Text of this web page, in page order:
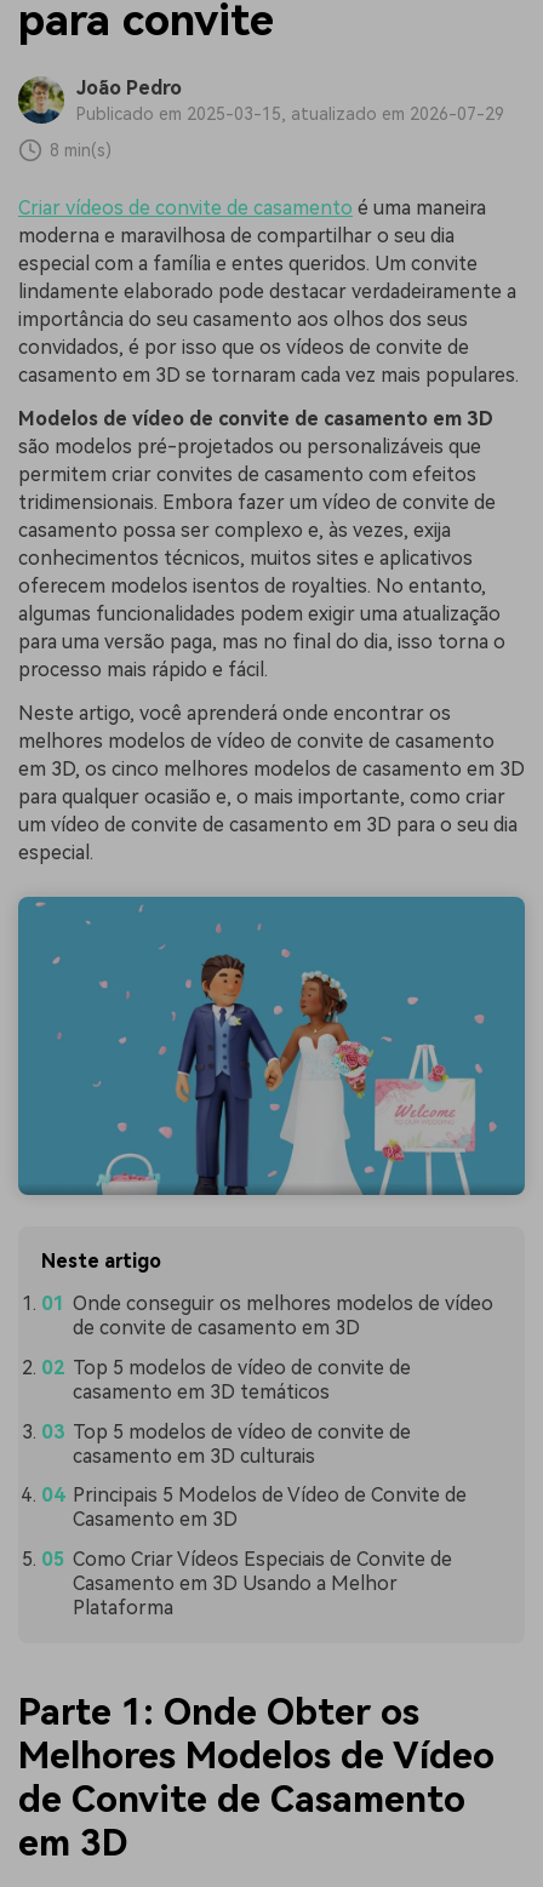
para convite
João Pedro
Publicado em 2025-03-15, atualizado em 2026-07-29
8 min(s)
Criar vídeos de convite de casamento é uma maneira
moderna e maravilhosa de compartilhar o seu dia
especial com a família e entes queridos. Um convite
lindamente elaborado pode destacar verdadeiramente a
importância do seu casamento aos olhos dos seus
convidados, é por isso que os vídeos de convite de
casamento em 3D se tornaram cada vez mais populares.
Modelos de vídeo de convite de casamento em 3D
são modelos pré-projetados ou personalizáveis que
permitem criar convites de casamento com efeitos
tridimensionais. Embora fazer um vídeo de convite de
casamento possa ser complexo e, às vezes, exija
conhecimentos técnicos, muitos sites e aplicativos
oferecem modelos isentos de royalties. No entanto,
algumas funcionalidades podem exigir uma atualização
para uma versão paga, mas no final do dia, isso torna o
processo mais rápido e fácil.
Neste artigo, você aprenderá onde encontrar os
melhores modelos de vídeo de convite de casamento
em 3D, os cinco melhores modelos de casamento em 3D
para qualquer ocasião e, o mais importante, como criar
um vídeo de convite de casamento em 3D para o seu dia
especial.
Neste artigo
Onde conseguir os melhores modelos de vídeo
de convite de casamento em 3D
Top 5 modelos de vídeo de convite de
casamento em 3D temáticos
Top 5 modelos de vídeo de convite de
casamento em 3D culturais
Principais 5 Modelos de Vídeo de Convite de
Casamento em 3D
Como Criar Vídeos Especiais de Convite de
Casamento em 3D Usando a Melhor
Plataforma
Parte 1: Onde Obter os
Melhores Modelos de Vídeo
de Convite de Casamento
em 3D